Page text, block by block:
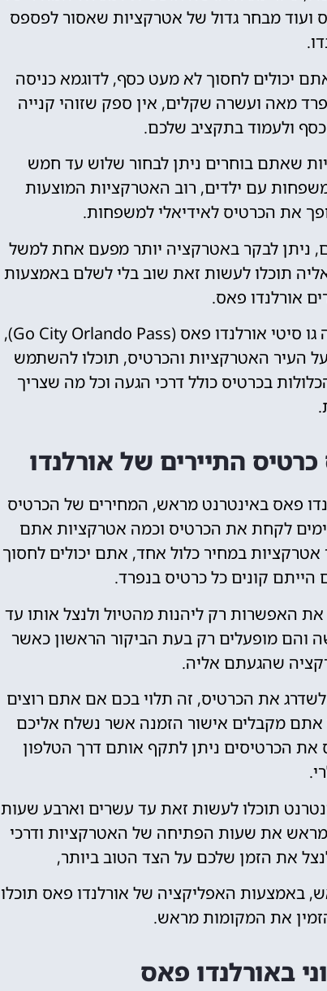
ועוד מבחר גדול של אטרקציות שאסור לפספס
יכולים לחסוך לא מעט כסף, לדוגמא כניסה
מאה ועשרה שקלים, אין ספק שזוהי קנייה
ולעמוד בתקציב שלכם.
שאתם בוחרים ניתן לבחור שלוש עד חמש
עם ילדים, רוב האטרקציות המוצעות
את הכרטיס לאידיאלי למשפחות.
ניתן לבקר באטרקציה יותר מפעם אחת למשל
תוכלו לעשות זאת שוב בלי לשלם באמצעות
אורלנדו פאס.
דרך מעולה להתמצא בעיר היא באמצעות האפליקציה גו סיטי אורלנדו פאס (Go City Orlando Pass),
העיר האטרקציות והכרטיס, תוכלו להשתמש
בכרטיס כולל דרכי הגעה וכל מה שצריך
התיירים של אורלנדו
פאס באינטרנט מראש, המחירים של הכרטיס
לקחת את הכרטיס וכמה אטרקציות אתם
במחיר כלול אחד, אתם יכולים לחסוך
קונים כל כרטיס בנפרד.
האפשרות רק ליהנות מהטיול ולנצל אותו עד
והם מופעלים רק בעת הביקור הראשון כאשר
שהגעתם אליה.
את הכרטיס, זה תלוי בכם אם אתם רוצים
מקבלים אישור הזמנה אשר נשלח אליכם
הכרטיסים ניתן לתקף אותם דרך הטלפון
תוכלו לעשות זאת עד עשרים וארבע שעות
מראש את שעות הפתיחה של האטרקציות ודרכי
את הזמן שלכם על הצד הטוב ביותר,
באמצעות האפליקציה של אורלנדו פאס תוכלו
את המקומות מראש.
באורלנדו פאס